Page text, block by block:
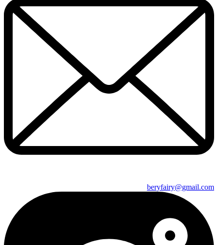
beryfairy@gmail.com